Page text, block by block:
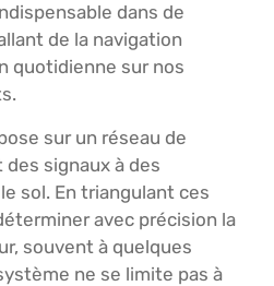
dans de
de la navigation
quotidienne sur nos
sur un réseau de
signaux à des
sol. En triangulant ces
avec précision la
souvent à quelques
ne se limite pas à